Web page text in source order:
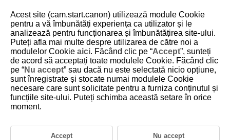
D388-231
Personalizare comenzi
Puteţi atribui funcţii utilizate des butoanelor aparatului sau rotiţelor de
selectare, în funcţie de preferinţele dumneavoastră pentru operare facilă.
Detalii Personalizare comenzi
Acest site (cam.start.canon) utilizează module Cookie
pentru a vă îmbunătăți experiența ca utilizator și le
analizează pentru funcționarea și îmbunătățirea site-ului.
Puteți afla mai multe despre utilizarea de către noi a
modulelor Cookie aici. Făcând clic pe “Accept”, sunteți
de acord să acceptați toate modulele Cookie. Făcând clic
pe “Nu accept” sau dacă nu este selectată nicio opțiune,
sunt înregistrate și stocate numai modulele Cookie
necesare care sunt solicitate pentru a furniza conținutul și
funcțiile site-ului. Puteți schimba această setare în orice
moment.
Accept Nu accept